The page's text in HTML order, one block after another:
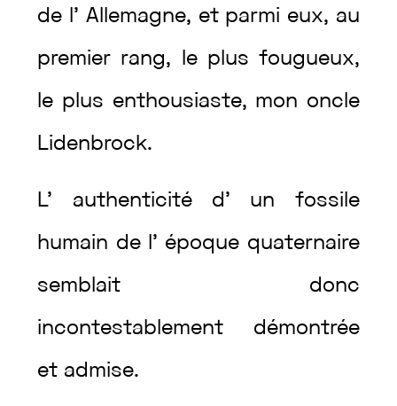
de l’ Allemagne, et parmi eux, au
premier rang, le plus fougueux,
le plus enthousiaste, mon oncle
Lidenbrock.
L’ authenticité d’ un fossile
humain de l’ époque quaternaire
semblait donc
incontestablement démontrée
et admise.